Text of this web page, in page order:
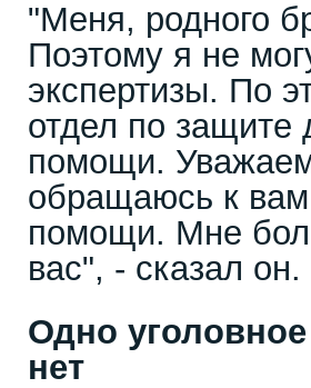
"Меня, родного
Поэтому я не
экспертизы. По
отдел по защите
помощи.
обращаюсь к вам
помощи. Мне
вас", - сказал он.
Одно
нет